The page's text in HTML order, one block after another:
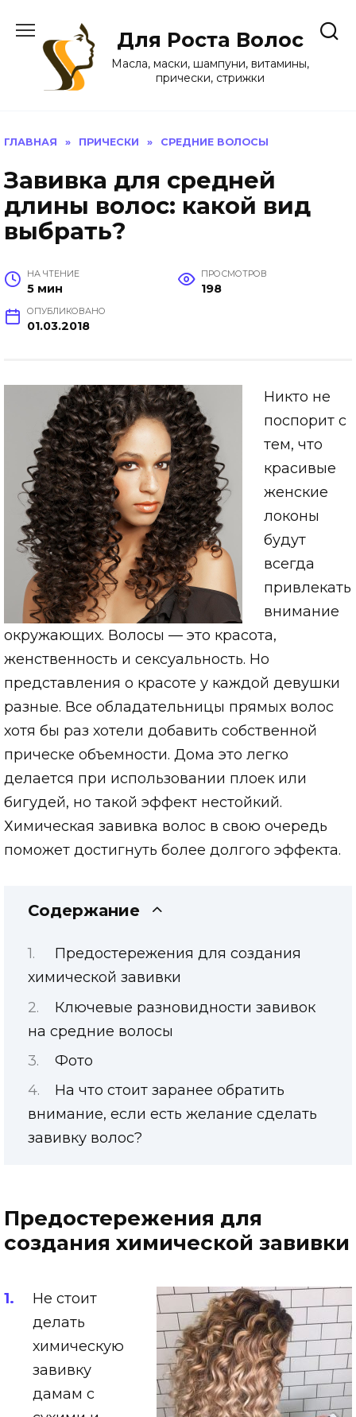
содержанию
Для Роста Волос
Масла, маски, шампуни, витамины,
прически, стрижки
ГЛАВНАЯ » ПРИЧЕСКИ » СРЕДНИЕ ВОЛОСЫ
Завивка для средней
длины волос: какой вид
выбрать?
НА ЧТЕНИЕ
5 мин
ПРОСМОТРОВ
198
ОПУБЛИКОВАНО
01.03.2018
Никто не
поспорит с
тем, что
красивые
женские
локоны
будут
всегда
привлекать
внимание
окружающих. Волосы — это красота,
женственность и сексуальность. Но
представления о красоте у каждой девушки
разные. Все обладательницы прямых волос
хотя бы раз хотели добавить собственной
прическе объемности. Дома это легко
делается при использовании плоек или
бигудей, но такой эффект нестойкий.
Химическая завивка волос в свою очередь
поможет достигнуть более долгого эффекта.
Содержание
Предостережения для создания
химической завивки
Ключевые разновидности завивок
на средние волосы
Фото
На что стоит заранее обратить
внимание, если есть желание сделать
завивку волос?
Предостережения для
создания химической завивки
Не стоит
делать
химическую
завивку
дамам с